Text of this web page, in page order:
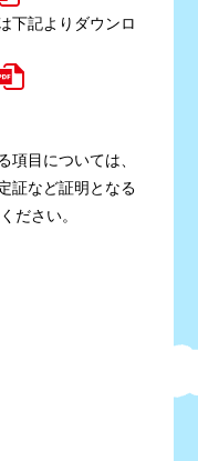
下記よりダウンロ
目については、
証など証明となる
ださい。